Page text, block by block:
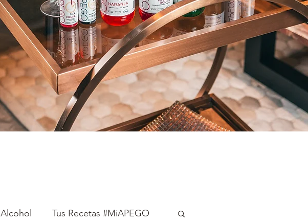
Tus Recetas #MiAPEGO